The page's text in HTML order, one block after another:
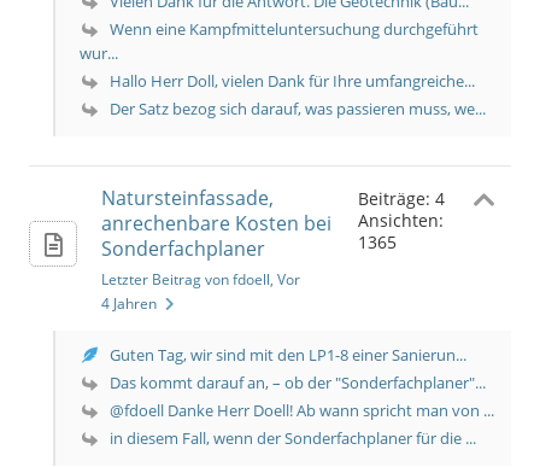
Wenn eine Kampfmitteluntersuchung durchgeführt
wur...
Hallo Herr Doll, vielen Dank für Ihre umfangreiche...
Der Satz bezog sich darauf, was passieren muss, we...
Natursteinfassade,
anrechenbare Kosten bei
Sonderfachplaner
Letzter Beitrag von fdoell, Vor
4 Jahren
Beiträge: 4
Ansichten:
1365
Guten Tag, wir sind mit den LP1-8 einer Sanierun...
Das kommt darauf an, – ob der "Sonderfachplaner"...
@fdoell Danke Herr Doell! Ab wann spricht man von ...
in diesem Fall, wenn der Sonderfachplaner für die ...